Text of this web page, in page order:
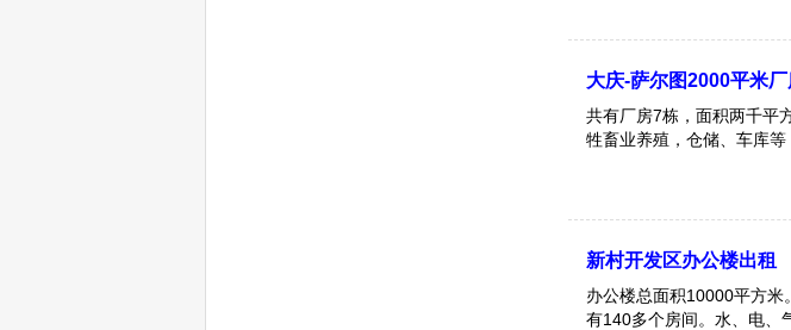
大庆-萨尔图2000平米厂
共有厂房7栋，面积两千平
牲畜业养殖，仓储、车库等
新村开发区办公楼出租
办公楼总面积10000平方
有140多个房间。水、电、